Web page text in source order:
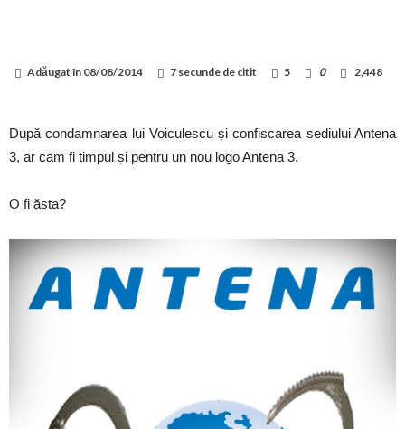
Adăugat în 08/08/2014 7 secunde de citit 5 0 2,448
După condamnarea lui Voiculescu și confiscarea sediului Antena
3, ar cam fi timpul și pentru un nou logo Antena 3.
O fi ăsta?